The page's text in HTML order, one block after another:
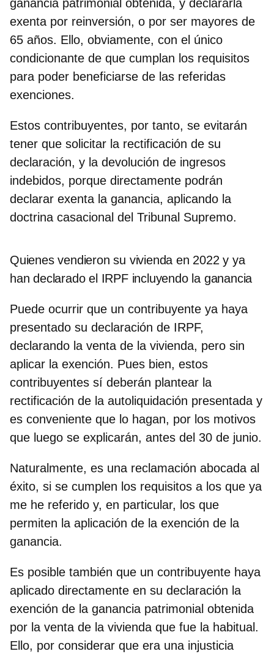
ganancia patrimonial obtenida, y declararla
exenta por reinversión, o por ser mayores de
65 años. Ello, obviamente, con el único
condicionante de que cumplan los requisitos
para poder beneficiarse de las referidas
exenciones.
Estos contribuyentes, por tanto, se evitarán
tener que solicitar la rectificación de su
declaración, y la devolución de ingresos
indebidos, porque directamente podrán
declarar exenta la ganancia, aplicando la
doctrina casacional del Tribunal Supremo.
Quienes vendieron su vivienda en 2022 y ya
han declarado el IRPF incluyendo la ganancia
Puede ocurrir que un contribuyente ya haya
presentado su declaración de IRPF,
declarando la venta de la vivienda, pero sin
aplicar la exención. Pues bien, estos
contribuyentes sí deberán plantear la
rectificación de la autoliquidación presentada y
es conveniente que lo hagan, por los motivos
que luego se explicarán, antes del 30 de junio.
Naturalmente, es una reclamación abocada al
éxito, si se cumplen los requisitos a los que ya
me he referido y, en particular, los que
permiten la aplicación de la exención de la
ganancia.
Es posible también que un contribuyente haya
aplicado directamente en su declaración la
exención de la ganancia patrimonial obtenida
por la venta de la vivienda que fue la habitual.
Ello, por considerar que era una injusticia